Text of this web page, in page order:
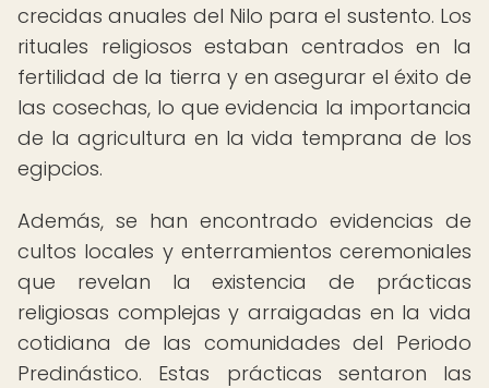
crecidas anuales del Nilo para el sustento. Los
rituales religiosos estaban centrados en la
fertilidad de la tierra y en asegurar el éxito de
las cosechas, lo que evidencia la importancia
de la agricultura en la vida temprana de los
egipcios.
Además, se han encontrado evidencias de
cultos locales y enterramientos ceremoniales
que revelan la existencia de prácticas
religiosas complejas y arraigadas en la vida
cotidiana de las comunidades del Periodo
Predinástico. Estas prácticas sentaron las